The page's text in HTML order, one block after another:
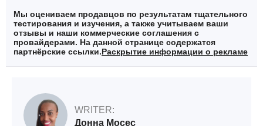
Мы оцениваем продавцов по результатам тщательного
тестирования и изучения, а также учитываем ваши
отзывы и наши коммерческие соглашения с
провайдерами. На данной странице содержатся
партнёрские ссылки.Раскрытие информации о рекламе
WRITER:
Донна Мосес